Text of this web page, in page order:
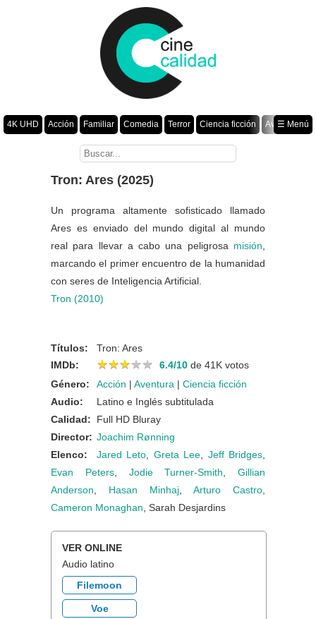
4K UHD Acción Familiar Comedia Terror Ciencia ficción
Aventura
Romance Fantasía Drama Animación Crimen
☰ Menú
Tron: Ares (2025)
Un programa altamente sofisticado llamado
Ares es enviado del mundo digital al mundo
real para llevar a cabo una peligrosa misión
marcando el primer encuentro de la humanidad
con seres de Inteligencia Artificial.
Tron (2010)
Títulos:
Tron: Ares
IMDb:
★★★★★
★★★★★ 6.4/10 de 41K votos
Género:
Acción | Aventura | Ciencia ficción
Audio:
Latino e Inglés subtitulada
Calidad:
Full HD Bluray
Director: Joachim Rønning
Elenco:
Jared Leto Greta Lee Jeff Bridges
Evan Peters, Jodie Turner-Smith
Gillian
Anderson
Hasan Minhaj Arturo Castro
Cameron Monaghan , Sarah Desjardins
VER ONLINE
Audio latino
Filemoon
Voe